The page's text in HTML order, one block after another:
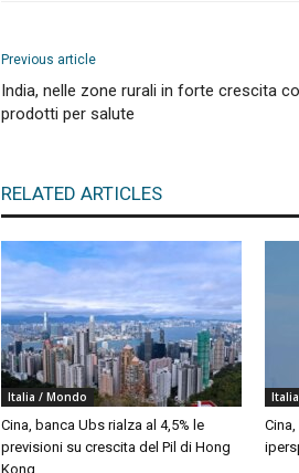
Previous article
India, nelle zone rurali in forte crescita
prodotti per salute
RELATED ARTICLES
Italia / Mondo
Cina, banca Ubs rialza al 4,5% le
previsioni su crescita del Pil di Hong
Kong